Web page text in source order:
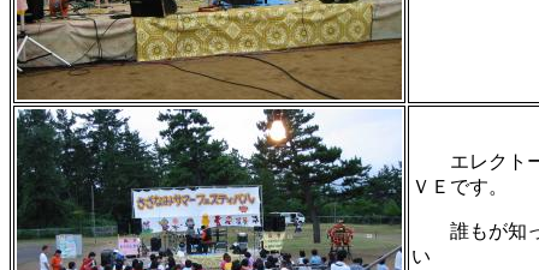
エレクトー
ＶＥです。
誰もが知っ
い